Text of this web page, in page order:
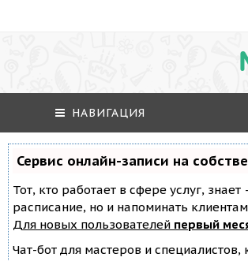
НАВИГАЦИЯ
Сервис онлайн-записи на
Тот, кто работает в сфере услуг,
расписание, но и напоминать
Для новых пользователей первый
Чат-бот для мастеров и